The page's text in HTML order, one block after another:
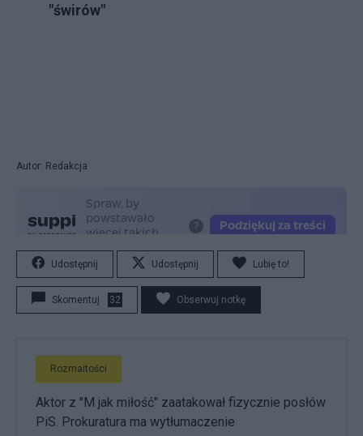
"świrów"
Autor: Redakcja
Udostępnij Udostępnij Lubię to!
Skomentuj 32 Obserwuj notkę
Rozmaitości
Aktor z "M jak miłość" zaatakował fizycznie posłów
PiS. Prokuratura ma wytłumaczenie